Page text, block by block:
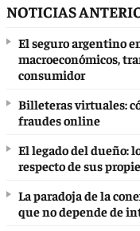
NOTICIAS
El seguro argentino
macroeconómicos,
consumidor
Billeteras virtuales:
fraudes online
El legado del dueño:
respecto de sus
La paradoja de la
que no depende de